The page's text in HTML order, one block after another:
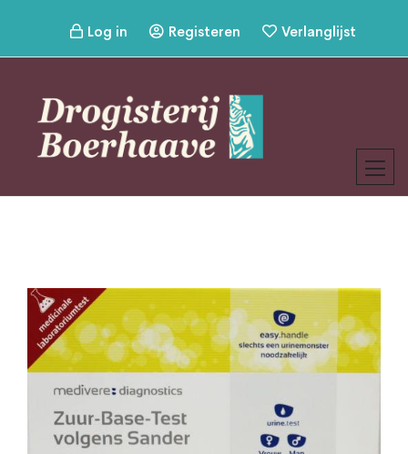
Log in Registeren Verlanglijst